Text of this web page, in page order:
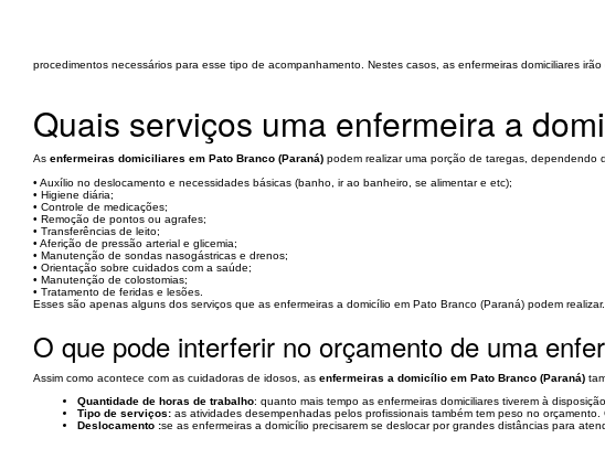
procedimentos necessários para esse tipo de acompanhamento. Nestes casos, as enfermeiras domiciliares
Quais serviços uma enfermeira a
As enfermeiras domiciliares em Pato Branco (Paraná) podem realizar uma porção de taregas, dependendo
• Auxílio no deslocamento e necessidades básicas (banho, ir ao banheiro, se alimentar e etc);
• Higiene diária;
• Controle de medicações;
• Remoção de pontos ou agrafes;
• Transferências de leito;
• Aferição de pressão arterial e glicemia;
• Manutenção de sondas nasogástricas e drenos;
• Orientação sobre cuidados com a saúde;
• Manutenção de colostomias;
• Tratamento de feridas e lesões.
Esses são apenas alguns dos serviços que as enfermeiras a domicílio em Pato Branco (Paraná) podem
O que pode interferir no orçamento de uma
Assim como acontece com as cuidadoras de idosos, as enfermeiras a domicílio em Pato Branco (Paraná)
Quantidade de horas de trabalho: quanto mais tempo as enfermeiras domiciliares tiverem à
Tipo de serviços: as atividades desempenhadas pelos profissionais também tem peso no
Deslocamento :se as enfermeiras a domicílio precisarem se deslocar por grandes distâncias para